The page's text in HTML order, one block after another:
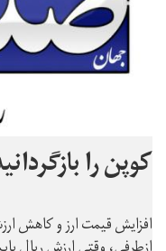
کوپن را
افزایش قیمت ارز و کاهش